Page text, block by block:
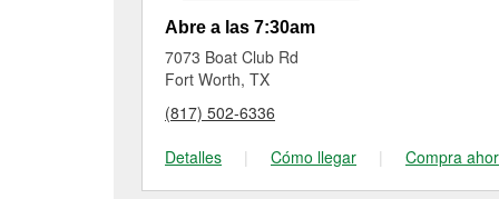
Abre a las 7:30am
7073 Boat Club Rd
Fort Worth, TX
(817) 502-6336
Detalles
| Cómo llegar | Compra